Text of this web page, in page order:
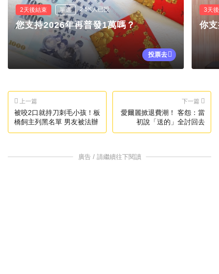
2天後結束 單選 2.5K人已投
您支持2026年再普發1萬嗎？
投票去
3天
你
上一篇
被咬2口就持刀刺毛小孩！板
橋飼主列黑名單 男友被法辦
下一篇
愛爾麗掀退費潮！ 客怨：當
初說「送的」全討回去
廣告 / 請繼續往下閱讀